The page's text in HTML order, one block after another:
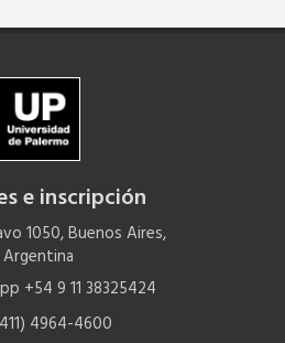
e inscripción
1050, Buenos Aires,
Argentina
+54 9 11 38325424
4964-4600